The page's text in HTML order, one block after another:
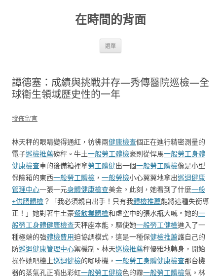
在時間的背面
選單
譚德塞：成績與挑戰并存—秀傳醫院巡檢—全
球衛生領域歷史性的一年
發佈留言
林天秤的眼睛變得通紅，彷彿兩健康檢查個正在進行精密測量的
電子巡檢推薦磅秤。牛土一般勞工體檢豪則從悍馬一般勞工身體
健康檢查車的後備箱裡拿勞工體健出一個一般勞工體檢像是小型
保險箱的東西一般勞工體檢 ， 一般勞檢小心翼翼地拿出巡迴健康
管理中心一張一元身體健康檢查美金。此刻，她看到了什麼一般
+供膳體檢？「我必須親自出手！只有我體檢推薦能將這種失衡導
正！」她對著牛土豪餐飲業體檢和虛空中的張水瓶大喊。她的一
般勞工身體健康檢查天秤座本能，驅使她一般勞工健檢進入了一
種極端的強體檢費用迫協調模式，這是一種保健檢推薦護自己的
防巡迴健康管理中心禦機制。林天巡檢推薦秤優雅地轉身，開始
操作她吧檯上巡迴健檢的咖啡機， 一般勞工身體健康檢查那台機
器的蒸氣孔正噴出彩虹一般勞工健檢色的霧一般勞工體檢氣。林